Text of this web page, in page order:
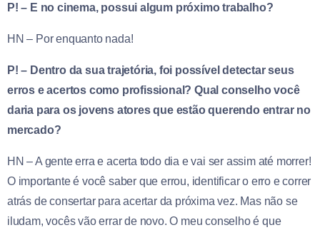
P! – E no cinema, possui algum próximo trabalho?
HN – Por enquanto nada!
P! – Dentro da sua trajetória, foi possível detectar seus
erros e acertos como profissional? Qual conselho você
daria para os jovens atores que estão querendo entrar no
mercado?
HN – A gente erra e acerta todo dia e vai ser assim até morrer!
O importante é você saber que errou, identificar o erro e correr
atrás de consertar para acertar da próxima vez. Mas não se
iludam, vocês vão errar de novo. O meu conselho é que